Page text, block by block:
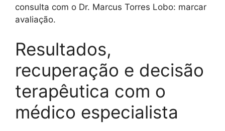
consulta com o Dr. Marcus Torres Lobo: marcar
avaliação.
Resultados,
recuperação e decisão
terapêutica com o
médico especialista